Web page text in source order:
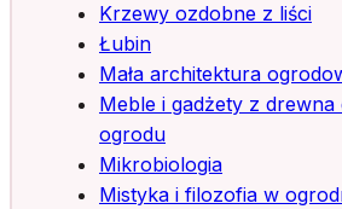
Krzewy ozdobne z liści
Łubin
Mała architektura
Meble i gadżety z drewna
ogrodu
Mikrobiologia
Mistyka i filozofia w